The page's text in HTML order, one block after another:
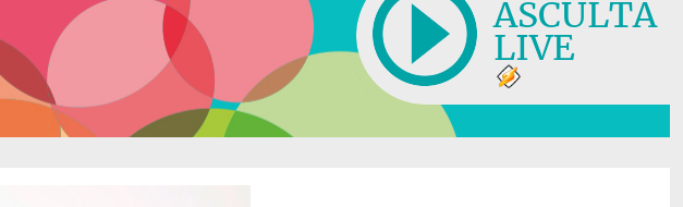
ASCULTA
LIVE